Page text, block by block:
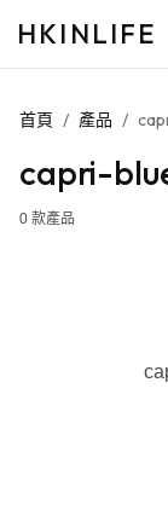
HKINLIFE
首頁 / 產品 /
capri-
0 款產品